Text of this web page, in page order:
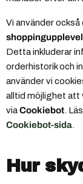
Vi använder
Detta inkluderar
orderhistorik och
använder vi
alltid möjlighet att
viaCookiebot .
Cookiebot-sida
Hur